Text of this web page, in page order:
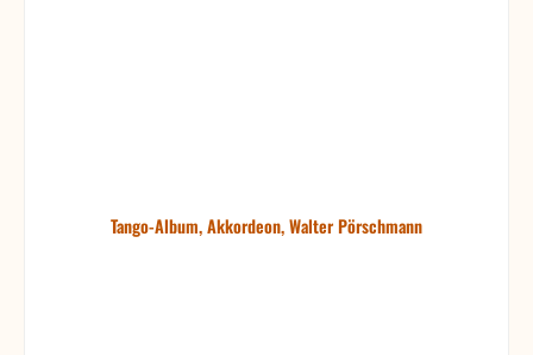
Tango-Album, Akkordeon, Walter Pörschmann